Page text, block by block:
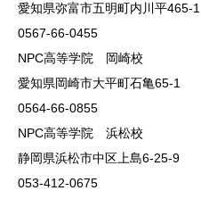
愛知県弥富市五明町内川平465-1
0567-66-0455
NPC高等学院 岡崎校
愛知県岡崎市大平町石亀65-1
0564-66-0855
NPC高等学院 浜松校
静岡県浜松市中区上島6-25-9
053-412-0675